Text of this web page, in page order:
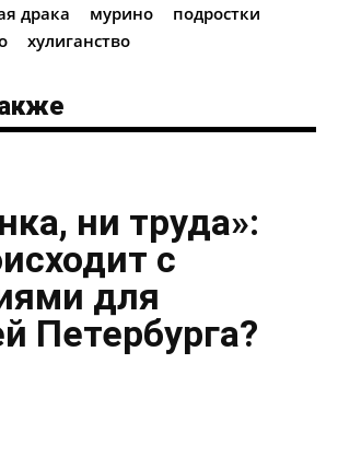
драка мурино
подростки
хулиганство
ни труда»:
с
для
Петербурга?